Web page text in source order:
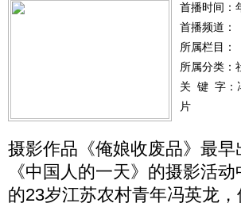
首播时间：
首播频道：
所属栏目：
所属分类：
关 键 字：
片
摄影作品《俺娘收废品》最
《中国人的一天》的摄影活
的23岁江苏农村青年冯英龙